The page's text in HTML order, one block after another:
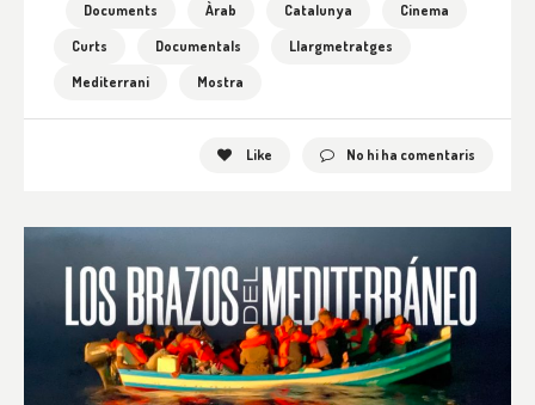
Documents Àrab Catalunya
Cinema
Curts
Documentals
Llargmetratges
Mediterrani
Mostra
Like No hi ha comentaris